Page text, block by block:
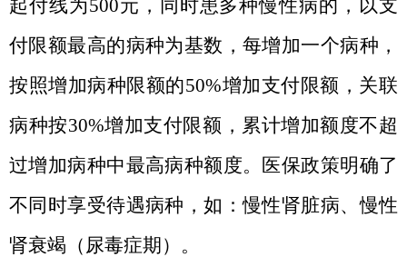
起付线为500元，同时患多种慢性病的，以支
付限额最高的病种为基数，每增加一个病种，
按照增加病种限额的50%增加支付限额，关联
病种按30%增加支付限额，累计增加额度不超
过增加病种中最高病种额度。医保政策明确了
不同时享受待遇病种，如：慢性肾脏病、慢性
肾衰竭（尿毒症期）。